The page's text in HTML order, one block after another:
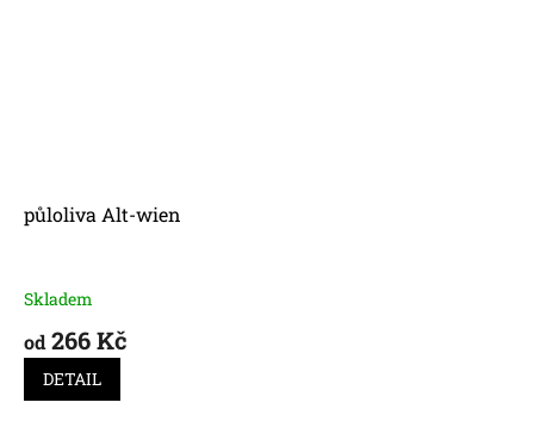
půloliva Alt-wien
Skladem
od 266 Kč
DETAIL